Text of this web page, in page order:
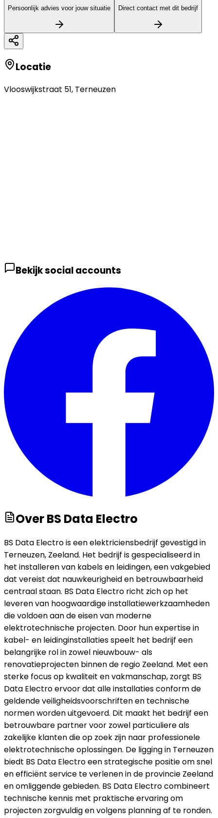
Persoonlijk advies voor jouw situatie
Direct contact met dit bedrijf
Locatie
Vlooswijkstraat 51, Terneuzen
Bekijk social accounts
OverBS Data Electro
BS Data Electro is een elektriciensbedrijf gevestigd in
Terneuzen, Zeeland. Het bedrijf is gespecialiseerd in
het installeren van kabels en leidingen, een vakgebied
dat vereist dat nauwkeurigheid en betrouwbaarheid
centraal staan. BS Data Electro richt zich op het
leveren van hoogwaardige installatiewerkzaamheden
die voldoen aan de eisen van moderne
elektrotechnische projecten. Door hun expertise in
kabel- en leidinginstallaties speelt het bedrijf een
belangrijke rol in zowel nieuwbouw- als
renovatieprojecten binnen de regio Zeeland. Met een
sterke focus op kwaliteit en vakmanschap, zorgt BS
Data Electro ervoor dat alle installaties conform de
geldende veiligheidsvoorschriften en technische
normen worden uitgevoerd. Dit maakt het bedrijf een
betrouwbare partner voor zowel particuliere als
zakelijke klanten die op zoek zijn naar professionele
elektrotechnische oplossingen. De ligging in Terneuzen
biedt BS Data Electro een strategische positie om snel
en efficiënt service te verlenen in de provincie Zeeland
en omliggende gebieden. BS Data Electro combineert
technische kennis met praktische ervaring om
projecten zorgvuldig en volgens planning af te ronden.